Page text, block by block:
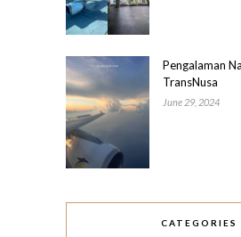
Pengalaman
TransNusa
June 29, 2024
CATEGORIES